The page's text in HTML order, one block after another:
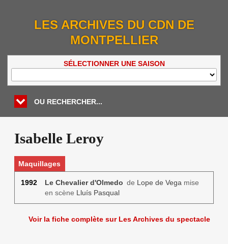
LES ARCHIVES DU CDN DE
MONTPELLIER
SÉLECTIONNER UNE SAISON
OU RECHERCHER...
Isabelle Leroy
Maquillages
1992 Le Chevalier d'Olmedo de Lope de Vega mise
en scène Lluís Pasqual
Voir la fiche complète sur Les Archives du spectacle